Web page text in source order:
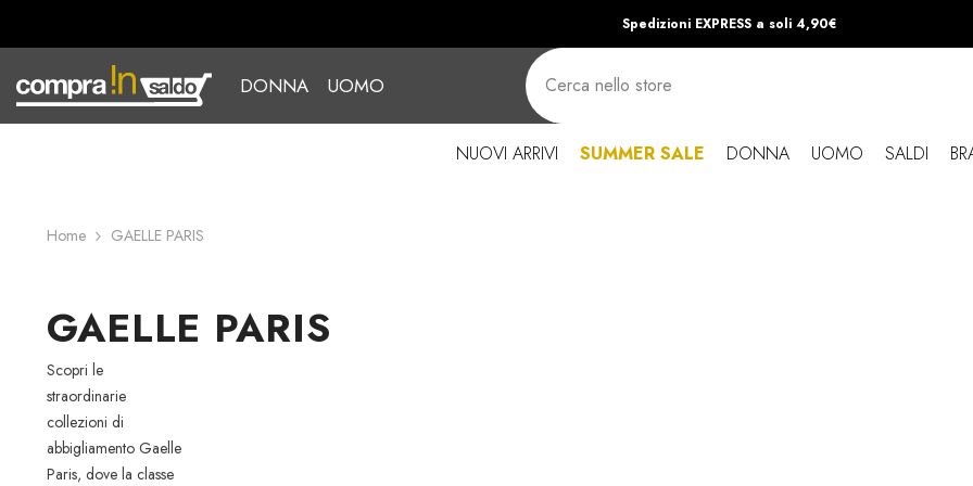
Spedizioni EXPRESS a soli 4,90€
DONNA UOMO
NUOVI ARRIVI SUMMER SALE DONNA UOMO SALDI
Home GAELLE PARIS
GAELLE PARIS
Scopri le
straordinarie
collezioni di
abbigliamento Gaelle
Paris, dove la classe